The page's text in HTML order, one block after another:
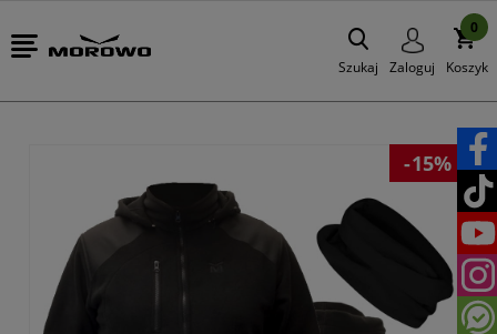
Szukaj Zaloguj Koszyk
0
-15%